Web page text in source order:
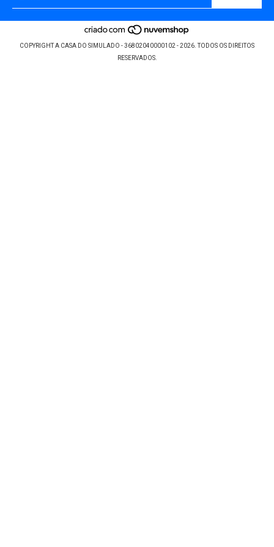
COPYRIGHT A CASA DO SIMULADO - 36802040000102 - 2026. TODOS OS DIREITOS
RESERVADOS.